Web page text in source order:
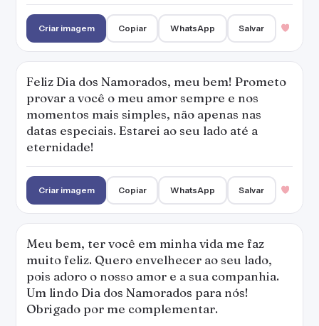
Criar imagem Copiar WhatsApp Salvar
Feliz Dia dos Namorados, meu bem! Prometo
provar a você o meu amor sempre e nos
momentos mais simples, não apenas nas
datas especiais. Estarei ao seu lado até a
eternidade!
Criar imagem Copiar WhatsApp Salvar
Meu bem, ter você em minha vida me faz
muito feliz. Quero envelhecer ao seu lado,
pois adoro o nosso amor e a sua companhia.
Um lindo Dia dos Namorados para nós!
Obrigado por me complementar.